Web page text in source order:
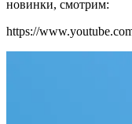
новинки, смотрим:
https://